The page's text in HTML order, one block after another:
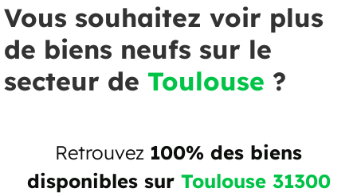
Vous souhaitez voir plus
de biens neufs sur le
secteur de Toulouse ?
Retrouvez 100% des biens
disponibles sur Toulouse 31300